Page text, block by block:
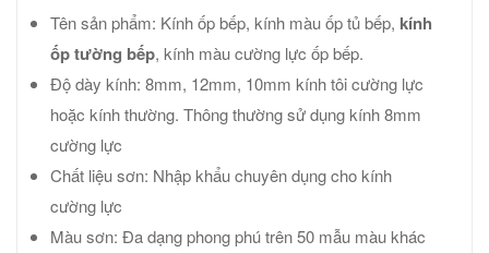
Tên sản phẩm: Kính ốp bếp, kính màu ốp tủ bếp, kính
ốp tường bếp, kính màu cường lực ốp bếp.
Độ dày kính: 8mm, 12mm, 10mm kính tôi cường lực
hoặc kính thường. Thông thường sử dụng kính 8mm
cường lực
Chất liệu sơn: Nhập khẩu chuyên dụng cho kính
cường lực
Màu sơn: Đa dạng phong phú trên 50 mẫu màu khác